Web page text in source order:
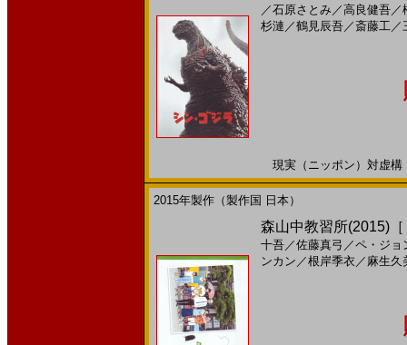
／石原さとみ／高良健吾／
杉漣 ／鶴見辰吾／ 斎藤工／
現実（ニッポン）対虚
2015年製作（製作国 日本）
森山中教習所(2015)
十吾／佐藤真弓 ／ペ・ジョ
ンカン ／根岸季衣 ／ 麻生久